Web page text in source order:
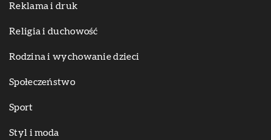
Reklama i druk
Religia i duchowość
Rodzina i wychowanie dzieci
Społeczeństwo
Sport
Styl i moda